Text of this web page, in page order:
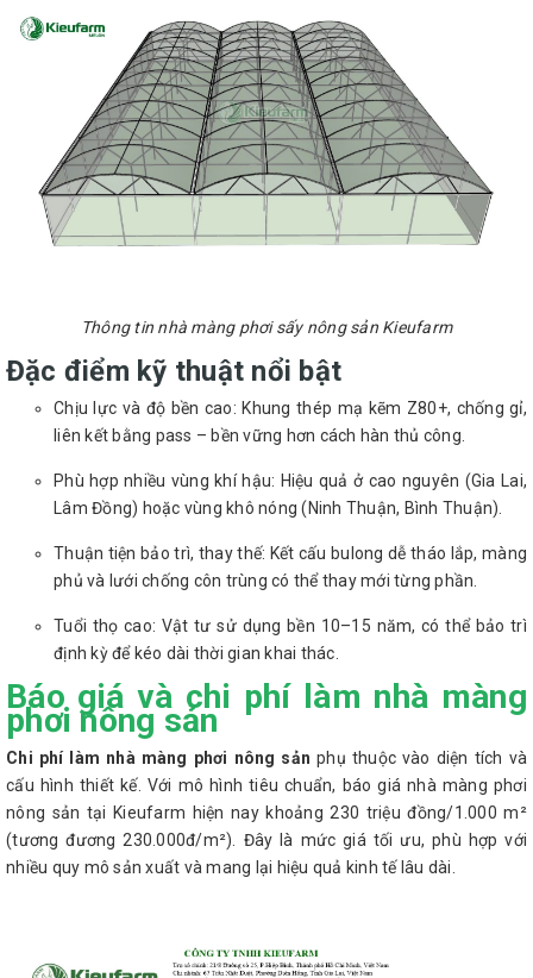
Thông tin nhà màng phơi sấy nông sản Kieufarm
Đặc điểm kỹ thuật nổi bật
Chịu lực và độ bền cao: Khung thép mạ kẽm Z80+, chống gỉ,
liên kết bằng pass – bền vững hơn cách hàn thủ công.
Phù hợp nhiều vùng khí hậu: Hiệu quả ở cao nguyên (Gia Lai,
Lâm Đồng) hoặc vùng khô nóng (Ninh Thuận, Bình Thuận).
Thuận tiện bảo trì, thay thế: Kết cấu bulong dễ tháo lắp, màng
phủ và lưới chống côn trùng có thể thay mới từng phần.
Tuổi thọ cao: Vật tư sử dụng bền 10–15 năm, có thể bảo trì
định kỳ để kéo dài thời gian khai thác.
Báo giá và chi phí làm nhà màng
phơi nông sản
Chi phí làm nhà màng phơi nông sản phụ thuộc vào diện tích và
cấu hình thiết kế. Với mô hình tiêu chuẩn, báo giá nhà màng phơi
nông sản tại Kieufarm hiện nay khoảng 230 triệu đồng/1.000 m²
(tương đương 230.000đ/m²). Đây là mức giá tối ưu, phù hợp với
nhiều quy mô sản xuất và mang lại hiệu quả kinh tế lâu dài.